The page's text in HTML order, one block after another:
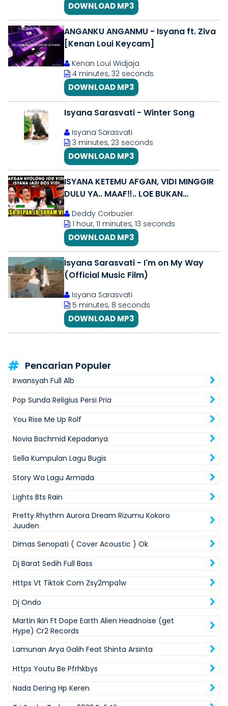
DOWNLOAD MP3
ANGANKU ANGANMU - Isyana ft. Ziva
[Kenan Loui Keycam]
Kenan Loui Widjaja
4 minutes, 32 seconds
DOWNLOAD MP3
Isyana Sarasvati - Winter Song
Isyana Sarasvati
3 minutes, 23 seconds
DOWNLOAD MP3
ISYANA KETEMU AFGAN, VIDI MINGGIR
DULU YA.. MAAF‼️.. LOE BUKAN
Deddy Corbuzier
1 hour, 11 minutes, 13 seconds
DOWNLOAD MP3
Isyana Sarasvati - I'm on My Way
(Official Music Film)
Isyana Sarasvati
5 minutes, 8 seconds
DOWNLOAD MP3
Pencarian Populer
Irwansyah Full Alb
Pop Sunda Religius Persi Pria
You Rise Me Up Rolf
Novia Bachmid Kepadanya
Sella Kumpulan Lagu Bugis
Story Wa Lagu Armada
Lights Bts Rain
Pretty Rhythm Aurora Dream Rizumu Kokoro
Juuden
Dimas Senopati ( Cover Acoustic ) Ok
Dj Barat Sedih Full Bass
Https Vt Tiktok Com Zsy2mpa1w
Dj Ondo
Martin Ikin Ft Dope Earth Alien Headnoise (get
Hype) Cr2 Records
Lamunan Arya Galih Feat Shinta Arsinta
Https Youtu Be Pfrhkbys
Nada Dering Hp Keren